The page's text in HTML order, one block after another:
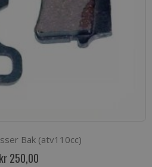
Bak (atv110cc)
kr 250,00